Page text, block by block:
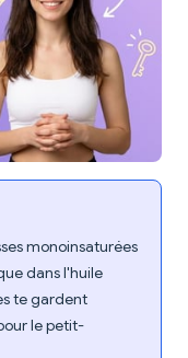
monoinsaturées
dans l'huile
te gardent
le petit-